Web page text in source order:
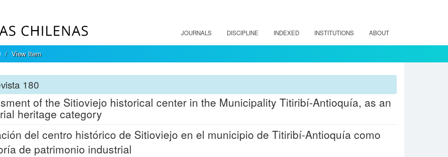
JOURNALS DISCIPLINE INDEXED INSTITUTIONS ABOUT
View Item
180
of the Sitioviejo historical center in the Municipality Titiribí-Antioquía, as an
heritage category
del centro histórico de Sitioviejo en el municipio de Titiribí-Antioquía como
de patrimonio industrial